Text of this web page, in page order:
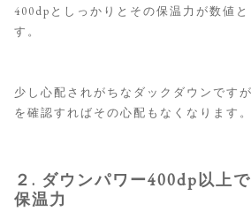
400dpとしっかりとその保温力が数値
す。
少し心配されがちなダックダウンです
を確認すればその心配もなくなります。
２. ダウンパワー400dp以上
保温力